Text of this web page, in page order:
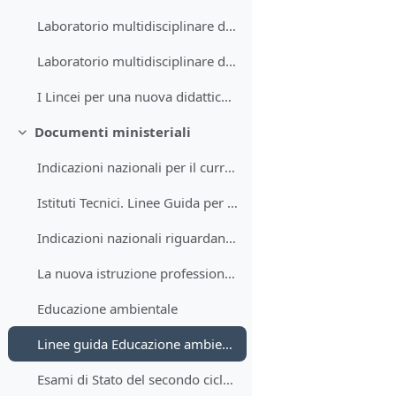
Laboratorio multidisciplinare di formazione degli insegnanti (a. a. 2017-18)
Laboratorio multidisciplinare di formazione degli insegnanti (a. a. 2018-19)
I Lincei per una nuova didattica nella scuola: una rete nazionale - Polo di Trieste - PROGRAMMA DI SCIENZE “STRUTTURE SPAZIALI IN NATURA”
Minimizza
Documenti ministeriali
Indicazioni nazionali per il curricolo della scuola dell'infanzia e del primo ciclo dell'istruzione (2012)
Istituti Tecnici. Linee Guida per il passaggio al nuovo ordinamento – Allegato A) Declinazione dei risultati di apprendimento in conoscenze e abilità per il primo biennio (d.P.R. 15 marzo 2010, articolo 8, comma 3)
Indicazioni nazionali riguardanti gli obiettivi specifici di apprendimento concernenti le attività e gli insegnamenti compresi nei piani degli studi previsti per i percorsi liceali
La nuova istruzione professionale
Educazione ambientale
Linee guida Educazione ambientale per lo sviluppo sostenibile 2014
Esami di Stato del secondo ciclo di istruzione a.s. 2018/2019 D.M. 769 del 26 Novembre 2018